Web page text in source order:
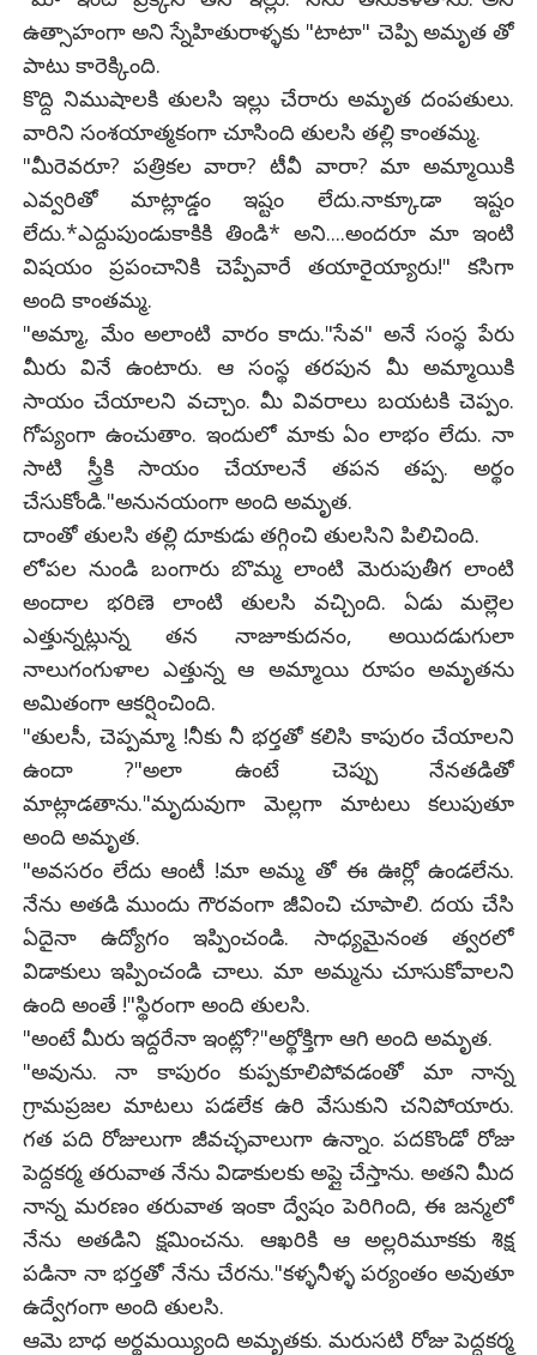
ఉత్సాహంగా అని స్నేహితురాళ్ళకు "టాటా" చెప్పి అమృత తో
పాటు కారెక్కింది.
కొద్ది నిముషాలకి తులసి ఇల్లు చేరారు అమృత దంపతులు.
వారిని సంశయాత్మకంగా చూసింది తులసి తల్లి కాంతమ్మ.
"మీరెవరూ? పత్రికల వారా? టీవీ వారా? మా అమ్మాయికి
ఎవ్వరితో మాట్లాడ్డం ఇష్టం లేదు.నాక్కూడా ఇష్టం
లేదు.*ఎద్దుపుండుకాకికి తిండి* అని....అందరూ మా ఇంటి
విషయం ప్రపంచానికి చెప్పేవారే తయారైయ్యారు!" కసిగా
అంది కాంతమ్మ.
"అమ్మా, మేం అలాంటి వారం కాదు."సేవ" అనే సంస్థ పేరు
మీరు వినే ఉంటారు. ఆ సంస్థ తరపున మీ అమ్మాయికి
సాయం చేయాలని వచ్చాం. మీ వివరాలు బయటకి చెప్పం.
గోప్యంగా ఉంచుతాం. ఇందులో మాకు ఏం లాభం లేదు. నా
సాటి స్త్రీకి సాయం చేయాలనే తపన తప్ప. అర్థం
చేసుకోండి."అనునయంగా అంది అమృత.
దాంతో తులసి తల్లి దూకుడు తగ్గించి తులసిని పిలిచింది.
లోపల నుండి బంగారు బొమ్మ లాంటి మెరుపుతీగ లాంటి
అందాల భరిణె లాంటి తులసి వచ్చింది. ఏడు మల్లెల
ఎత్తున్నట్లున్న తన నాజూకుదనం, అయిదడుగులా
నాలుగంగుళాల ఎత్తున్న ఆ అమ్మాయి రూపం అమృతను
అమితంగా ఆకర్షించింది.
"తులసీ, చెప్పమ్మా !నీకు నీ భర్తతో కలిసి కాపురం చేయాలని
ఉందా ?"అలా ఉంటే చెప్పు నేనతడితో
మాట్లాడతాను."మృదువుగా మెల్లగా మాటలు కలుపుతూ
అంది అమృత.
"అవసరం లేదు ఆంటీ !మా అమ్మ తో ఈ ఊర్లో ఉండలేను.
నేను అతడి ముందు గౌరవంగా జీవించి చూపాలి. దయ చేసి
ఏదైనా ఉద్యోగం ఇప్పించండి. సాధ్యమైనంత త్వరలో
విడాకులు ఇప్పించండి చాలు. మా అమ్మను చూసుకోవాలని
ఉంది అంతే !"స్థిరంగా అంది తులసి.
"అంటే మీరు ఇద్దరేనా ఇంట్లో?"అర్థోక్తిగా ఆగి అంది అమృత.
"అవును. నా కాపురం కుప్పకూలిపోవడంతో మా నాన్న
గ్రామప్రజల మాటలు పడలేక ఉరి వేసుకుని చనిపోయారు.
గత పది రోజులుగా జీవచ్ఛవాలుగా ఉన్నాం. పదకొండో రోజు
పెద్దకర్మ తరువాత నేను విడాకులకు అప్లై చేస్తాను. అతని మీద
నాన్న మరణం తరువాత ఇంకా ద్వేషం పెరిగింది, ఈ జన్మలో
నేను అతడిని క్షమించను. ఆఖరికి ఆ అల్లరిమూకకు శిక్ష
పడినా నా భర్తతో నేను చేరను."కళ్ళనీళ్ళ పర్యంతం అవుతూ
ఉద్వేగంగా అంది తులసి.
ఆమె బాధ అర్థమయ్యింది అమృతకు. మరుసటి రోజు పెద్దకర్మ